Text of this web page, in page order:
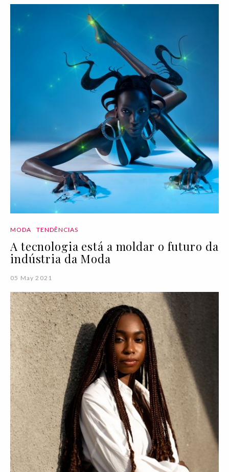
MODA TENDÊNCIAS
A tecnologia está a moldar o futuro da
indústria da Moda
05 May 2021